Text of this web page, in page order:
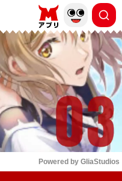
もっと読む
Powered by GliaStudios